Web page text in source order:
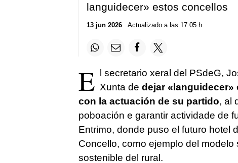
languidecer» estos concellos
13 jun 2026. Actualizado a las 17:05 h.
E l secretario xeral del PSdeG,
Xunta de dejar
con la actuación de su partido, al
poboación e garantir actividade de
Entrimo, donde puso el futuro hotel
Concello, como ejemplo del
sostenible del rural.